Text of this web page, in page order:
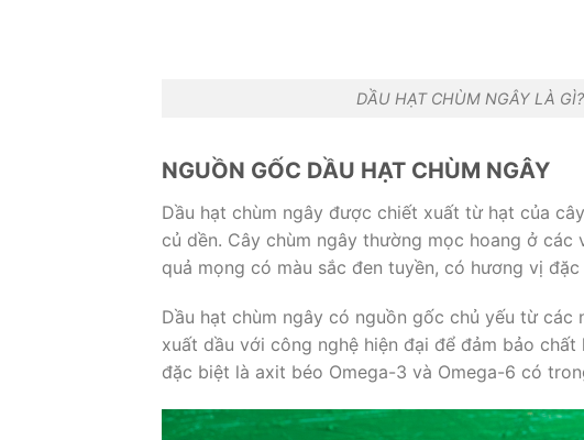
DẦU HẠT CHÙM NGÂY LÀ
NGUỒN GỐC DẦU HẠT CHÙM NGÂY
Dầu hạt chùm ngây được chiết xuất từ hạt của
củ dền. Cây chùm ngây thường mọc hoang ở
quả mọng có màu sắc đen tuyền, có hương vị
Dầu hạt chùm ngây có nguồn gốc chủ yếu từ các
xuất dầu với công nghệ hiện đại để đảm bảo
đặc biệt là axit béo Omega-3 và Omega-6 có